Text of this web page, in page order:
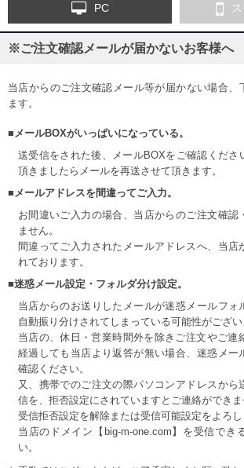
PC
※ご注文確認メールが届かないお客様へ
当店からのご注文確認メール等が届かない場合、
ます。
■メールBOXがいっぱいになっている。
送受信をされた後、メールBOXをご確認くださ
頂きましたらメールを再送させて頂きます。
■メールアドレスを間違ってご入力。
お間違いご入力の場合、当店からのご注文確認
ません。
間違ってご入力されたメールアドレスへ、当店
れております。
■迷惑メール設定・フォルダ分け設定。
当店からのお送りしたメールが迷惑メールフォ
自動振り分けされてしまっている可能性がござい
当店の、休日・営業時間外を除きご注文やご連
経過しても当店より返答が無い場合、迷惑メー
確認ください。
又、携帯でのご注文の際パソコンアドレスから
信を、拒否設定にされていますとご連絡ができま
受信拒否設定を解除または受信可能設定をよろし
当店のドメイン【big-m-one.com】を受信でき
い。